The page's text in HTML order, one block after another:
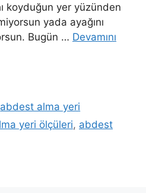
koyduğun yer yüzünden
yada ayağını
Bugün … Devamını
abdest alma yeri
yeri ölçüleri, abdest